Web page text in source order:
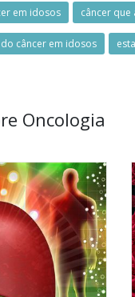
em idosos câncer que
câncer em idosos
Oncologia